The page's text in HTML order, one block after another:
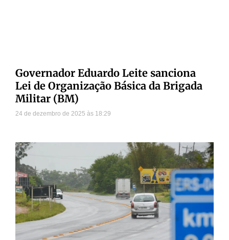
Governador Eduardo Leite sanciona
Lei de Organização Básica da Brigada
Militar (BM)
24 de dezembro de 2025 18:29